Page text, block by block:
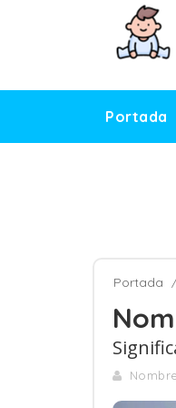
Portada
Portada